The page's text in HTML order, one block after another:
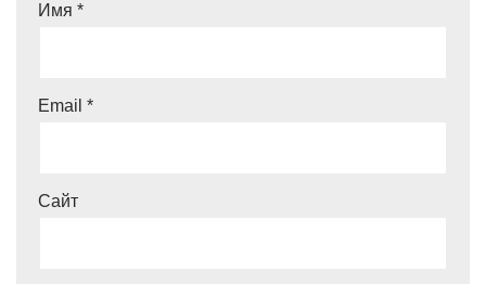
Имя *
Email *
Сайт